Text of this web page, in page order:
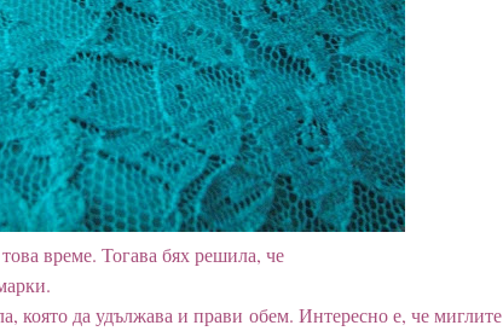
време. Тогава бях решила, че
която да удължава и прави обем. Интересно е, че миглите